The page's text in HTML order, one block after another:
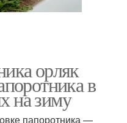
орляк
в
на зиму
папоротника —